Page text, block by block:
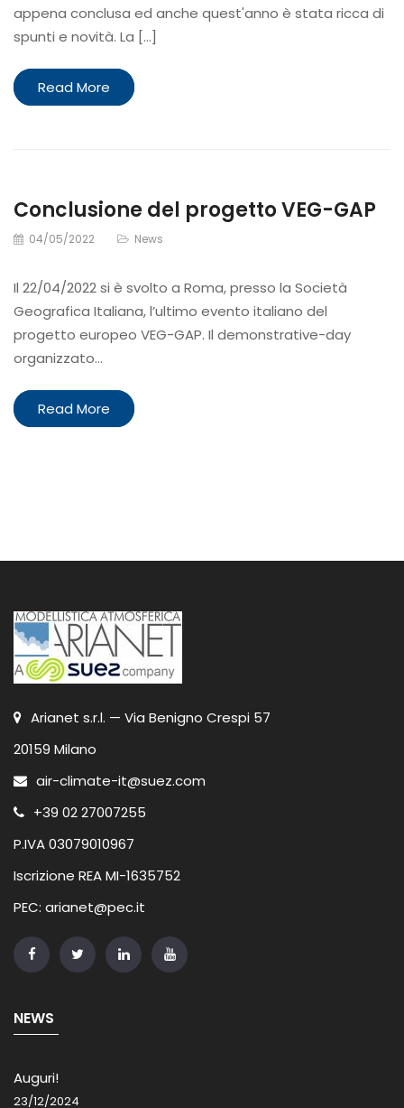
appena conclusa ed anche quest'anno è stata ricca di
spunti e novità. La [...]
Read More
Conclusione del progetto VEG-GAP
04/05/2022 News
Il 22/04/2022 si è svolto a Roma, presso la Società
Geografica Italiana, l’ultimo evento italiano del
progetto europeo VEG-GAP. Il demonstrative-day
organizzato…
Read More
Arianet s.r.l. — Via Benigno Crespi 57
20159 Milano
air-climate-it@suez.com
+39 02 27007255
P.IVA 03079010967
Iscrizione REA MI-1635752
PEC: arianet@pec.it
NEWS
Auguri!
23/12/2024